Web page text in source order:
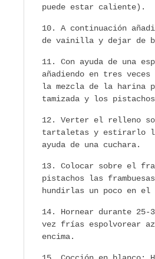
puede estar caliente).
A continuación
de vainilla y dejar de
Con ayuda de una
añadiendo en tres
la mezcla de la harina
tamizada y los
Verter el relleno
tartaletas y estirarlo
ayuda de una cuchara.
Colocar sobre el
pistachos las
hundirlas un poco en
Hornear durante 25-
vez frías espolvorear
encima.